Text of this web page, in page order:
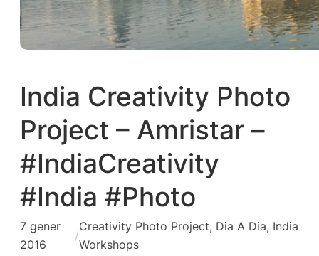
India Creativity Photo
Project – Amristar –
#IndiaCreativity
#India #Photo
7 gener
2016
/
Creativity Photo Project, Dia A Dia, India
Workshops